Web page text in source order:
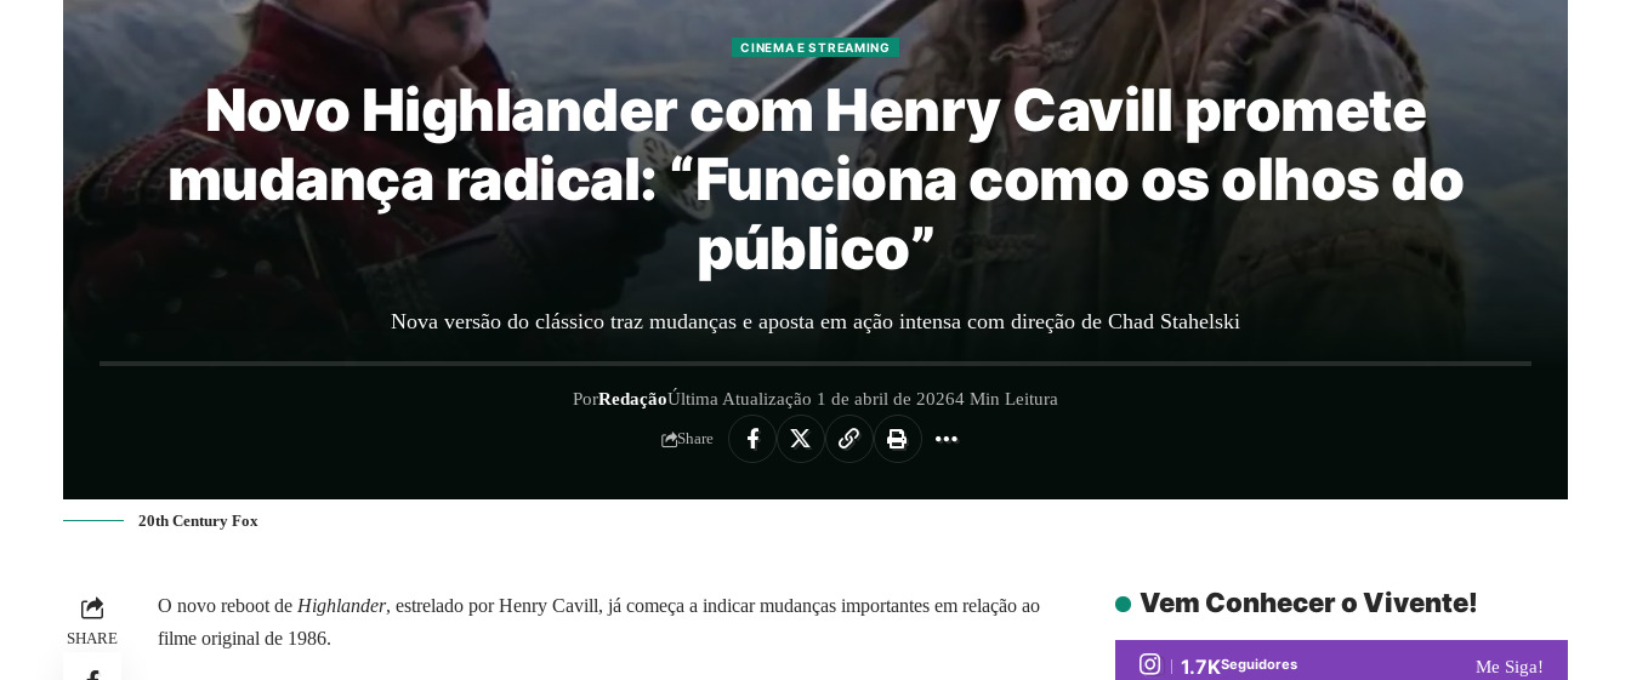
CINEMA E STREAMING
Novo Highlander com Henry Cavill promete
mudança radical: “Funciona como os olhos do
público”
Nova versão do clássico traz mudanças e aposta em ação intensa com direção de Chad Stahelski
PorRedaçãoÚltima Atualização 1 de abril de 20264 Min Leitura
Share
20th Century Fox
SHARE
O novo reboot de Highlander, estrelado por Henry Cavill, já começa a indicar mudanças importantes em relação ao
filme original de 1986.
Vem Conhecer o Vivente!
1.7KSeguidores Me Siga!